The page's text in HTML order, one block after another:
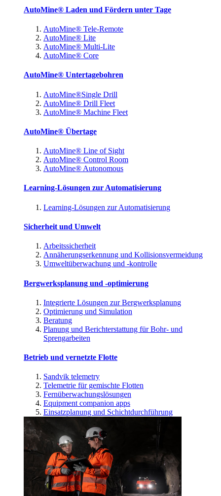
AutoMine® Laden und Fördern unter Tage
AutoMine® Tele-Remote
AutoMine® Lite
AutoMine® Multi-Lite
AutoMine® Core
AutoMine® Untertagebohren
AutoMine®Single Drill
AutoMine® Drill Fleet
AutoMine® Machine Fleet
AutoMine® Übertage
AutoMine® Line of Sight
AutoMine® Control Room
AutoMine® Autonomous
Learning-Lösungen zur Automatisierung
Learning-Lösungen zur Automatisierung
Sicherheit und Umwelt
Arbeitssicherheit
Annäherungserkennung und Kollisionsvermeidung
Umweltüberwachung und -kontrolle
Bergwerksplanung und -optimierung
Integrierte Lösungen zur Bergwerksplanung
Optimierung und Simulation
Beratung
Planung und Berichterstattung für Bohr- und
Sprengarbeiten
Betrieb und vernetzte Flotte
Sandvik telemetry
Telemetrie für gemischte Flotten
Fernüberwachungslösungen
Equipment companion apps
Einsatzplanung und Schichtdurchführung